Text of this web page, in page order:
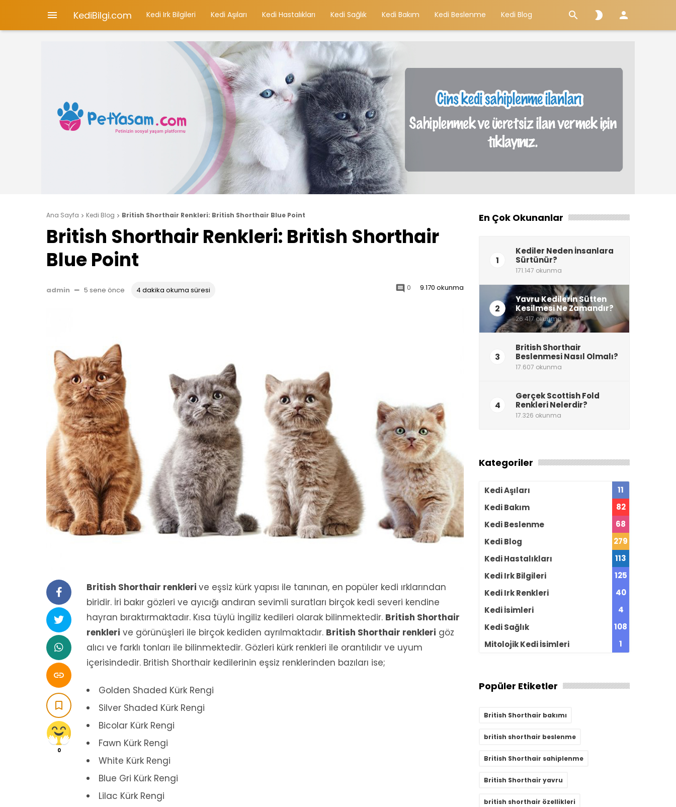
 KediBilgi.com Kedi Irk Bilgileri Kedi Aşıları Kedi Hastalıkları Kedi Sağlık Kedi Bakım Kedi Beslenme Kedi Blog   
Ana Sayfa  Kedi Blog  British Shorthair Renkleri: British Shorthair Blue Point
British Shorthair Renkleri: British Shorthair
Blue Point
admin — 5 sene önce 4 dakika okuma süresi  0 9.170 okunma


0
British Shorthair renkleri ve eşsiz kürk yapısı ile tanınan, en popüler kedi ırklarından
biridir. İri bakır gözleri ve ayıcığı andıran sevimli suratları birçok kedi severi kendine
hayran bıraktırmaktadır. Kısa tüylü İngiliz kedileri olarak bilinmektedir. British Shorthair
renkleri ve görünüşleri ile birçok kediden ayrılmaktadır. British Shorthair renkleri göz
alıcı ve farklı tonları ile bilinmektedir. Gözleri kürk renkleri ile orantılıdır ve uyum
içerisindedir. British Shorthair kedilerinin eşsiz renklerinden bazıları ise;
Golden Shaded Kürk Rengi
Silver Shaded Kürk Rengi
Bicolar Kürk Rengi
Fawn Kürk Rengi
White Kürk Rengi
Blue Gri Kürk Rengi
Lilac Kürk Rengi
En Çok Okunanlar
1
Kediler Neden İnsanlara
Sürtünür?
171.147 okunma
2
Yavru Kedilerin Sütten
Kesilmesi Ne Zamandır?
26.417 okunma
3
British Shorthair
Beslenmesi Nasıl Olmalı?
17.607 okunma
4
Gerçek Scottish Fold
Renkleri Nelerdir?
17.326 okunma
Kategoriler
Kedi Aşıları
11
Kedi Bakım
82
Kedi Beslenme
68
Kedi Blog
279
Kedi Hastalıkları
113
Kedi Irk Bilgileri
125
Kedi Irk Renkleri
40
Kedi İsimleri
4
Kedi Sağlık
108
Mitolojik Kedi İsimleri
1
Popüler Etiketler
British Shorthair bakımı
british shorthair beslenme
British Shorthair sahiplenme
British Shorthair yavru
british shorthair özellikleri